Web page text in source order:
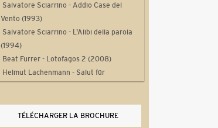
Salvatore Sciarrino - Addio Case del
Vento (1993)
Salvatore Sciarrino - L'Alibi della parola
(1994)
Beat Furrer - Lotofagos 2 (2008)
Helmut Lachenmann - Salut für
(2013)
Gérard Pesson - Cantate égale pays
TÉLÉCHARGER LA BROCHURE